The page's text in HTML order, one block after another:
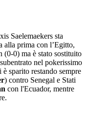
Saelemaekers sta
prima con l’Egitto,
(0-0) ma è stato sostituito
nel pokerissimo
sparito restando sempre
) contro Senegal e Stati
con l'Ecuador, mentre